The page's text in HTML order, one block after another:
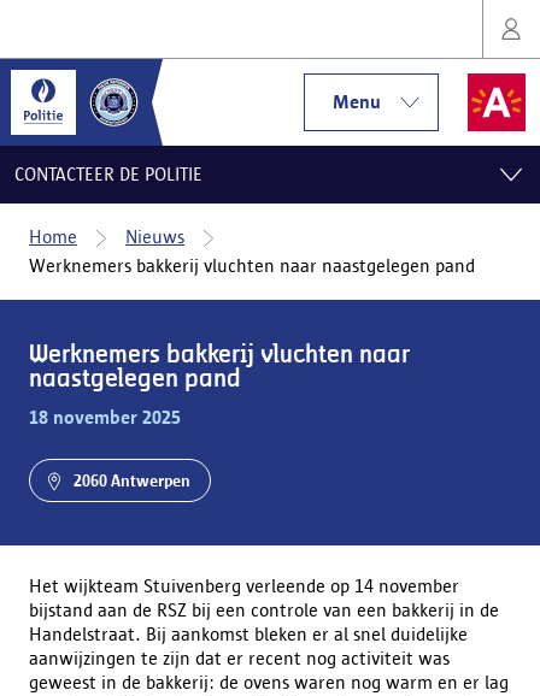
Menu
CONTACTEER DE POLITIE
Home
Nieuws
Werknemers bakkerij vluchten naar naastgelegen pand
Werknemers bakkerij vluchten naar
naastgelegen pand
18 november 2025
2060 Antwerpen
Het wijkteam Stuivenberg verleende op 14 november
bijstand aan de RSZ bij een controle van een bakkerij in de
Handelstraat. Bij aankomst bleken er al snel duidelijke
aanwijzingen te zijn dat er recent nog activiteit was
geweest in de bakkerij: de ovens waren nog warm en er lag